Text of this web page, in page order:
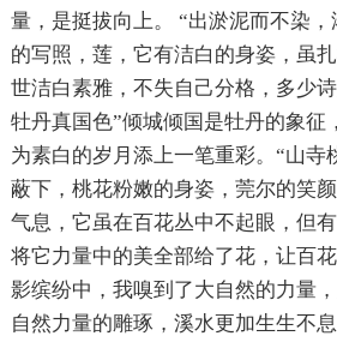
量，是挺拔向上。 “出淤泥而不染
的写照，莲，它有洁白的身姿，虽
世洁白素雅，不失自己分格，多少
牡丹真国色”倾城倾国是牡丹的象征
为素白的岁月添上一笔重彩。“山寺
蔽下，桃花粉嫩的身姿，莞尔的笑
气息，它虽在百花丛中不起眼，但
将它力量中的美全部给了花，让百
影缤纷中，我嗅到了大自然的力量
自然力量的雕琢，溪水更加生生不